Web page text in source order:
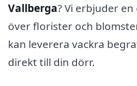
Vallberga? Vi erbjuder
över florister och
kan leverera vackra
direkt till din dörr.